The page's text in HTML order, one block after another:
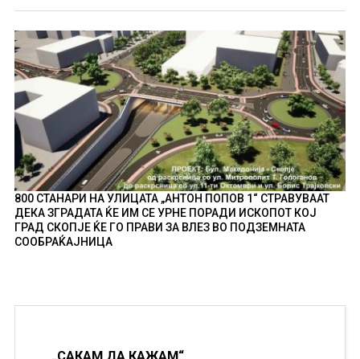
800 СТАНАРИ НА УЛИЦАТА „АНТОН ПОПОВ 1“ СТРАВУВААТ
ДЕКА ЗГРАДАТА ЌЕ ИМ СЕ УРНЕ ПОРАДИ ИСКОПОТ КОЈ
ГРАД СКОПЈЕ ЌЕ ГО ПРАВИ ЗА ВЛЕЗ ВО ПОДЗЕМНАТА
СООБРАЌАЈНИЦА